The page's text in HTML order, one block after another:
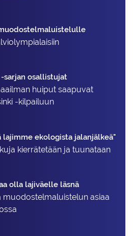
sarjan osallistujat
huiput saapuvat
-kilpailuun
lajimme ekologista jalanjälkeä"
kierrätetään ja tuunataan
olla lajiväelle läsnä
muodostelma­luistelun asiaa